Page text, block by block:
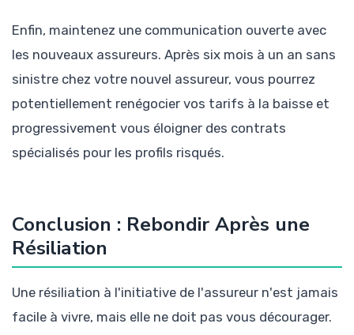
Enfin, maintenez une communication ouverte avec
les nouveaux assureurs. Après six mois à un an sans
sinistre chez votre nouvel assureur, vous pourrez
potentiellement renégocier vos tarifs à la baisse et
progressivement vous éloigner des contrats
spécialisés pour les profils risqués.
Conclusion : Rebondir Après une
Résiliation
Une résiliation à l'initiative de l'assureur n'est jamais
facile à vivre, mais elle ne doit pas vous décourager.